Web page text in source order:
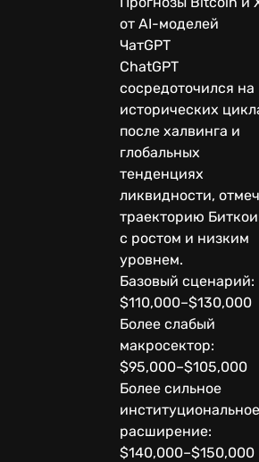
от AI-моделей
ЧатGPT
ChatGPT
сосредоточился на
исторических
после халвинга и
глобальных
тенденциях
ликвидности,
траекторию
с ростом и низким
уровнем.
Базовый сценарий:
$110,000–$130,000
Более слабый
макросектор:
$95,000–$105,000
Более сильное
институциональное
расширение:
$140,000–$150,000